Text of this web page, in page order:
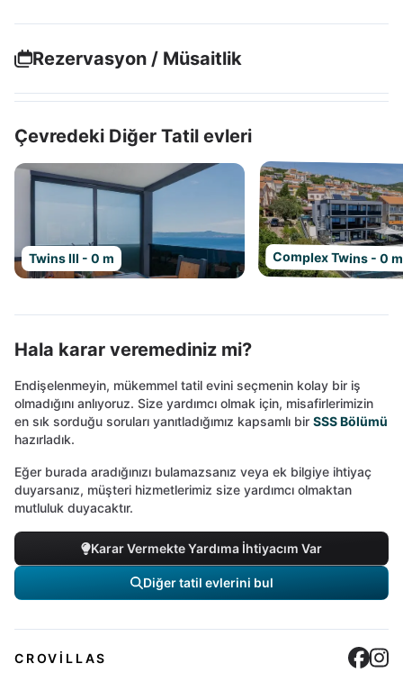
Rezervasyon / Müsaitlik
Çevredeki Diğer Tatil evleri
Twins III - 0 m Complex Twins - 0 m
Hala karar veremediniz mi?
Endişelenmeyin, mükemmel tatil evini seçmenin kolay bir iş
olmadığını anlıyoruz. Size yardımcı olmak için, misafirlerimizin
en sık sorduğu soruları yanıtladığımız kapsamlı bir SSS Bölümü
hazırladık.
Eğer burada aradığınızı bulamazsanız veya ek bilgiye ihtiyaç
duyarsanız, müşteri hizmetlerimiz size yardımcı olmaktan
mutluluk duyacaktır.
Karar Vermekte Yardıma İhtiyacım Var
Diğer tatil evlerini bul
CROVILLAS